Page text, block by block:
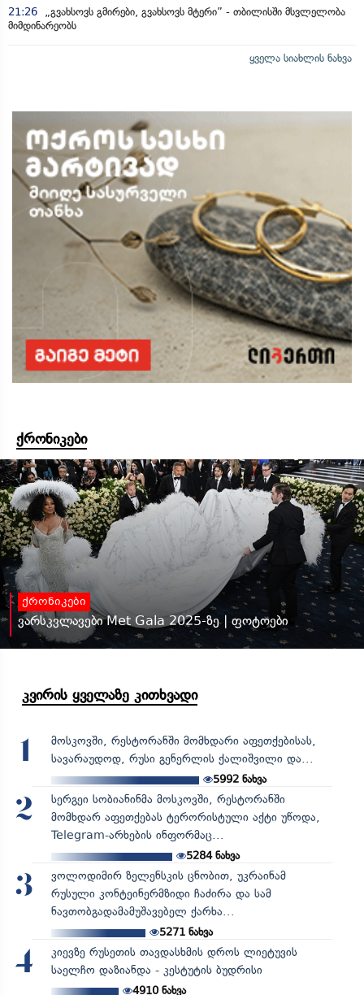
21:26
„გვახსოვს გმირები, გვახსოვს მტერი” - თბილისში მსვლელობა
მიმდინარეობს
ყველა სიახლის ნახვა
ქრონიკები
ქრონიკები
ვარსკვლავები Met Gala 2025-ზე | ფოტოები
კვირის ყველაზე კითხვადი
1
მოსკოვში, რესტორანში მომხდარი აფეთქებისას,
სავარაუდოდ, რუსი გენერლის ქალიშვილი და...
5992 ნახვა
2
სერგეი სობიანინმა მოსკოვში, რესტორანში
მომხდარ აფეთქებას ტერორისტული აქტი უწოდა,
Telegram-არხების ინფორმაც...
5284ნახვა
3
ვოლოდიმირ ზელენსკის ცნობით, უკრაინამ
რუსული კონტეინერმზიდი ჩაძირა და სამ
ნავთობგადამამუშავებელ ქარხა...
5271ნახვა
4
კიევზე რუსეთის თავდასხმის დროს ლიეტუვის
საელჩო დაზიანდა - კესტუტის ბუდრისი
4910ნახვა